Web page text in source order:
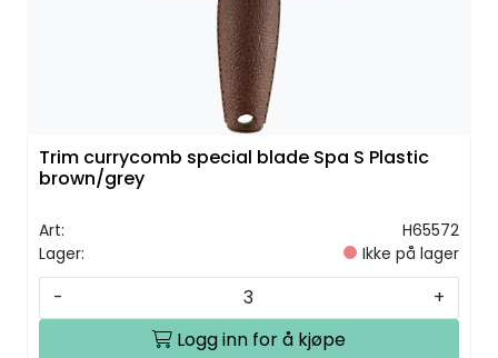
Trim currycomb special blade Spa S Plastic
brown/grey
Art:
H65572
Lager:
Ikke på lager
-
+
Logg inn for å kjøpe